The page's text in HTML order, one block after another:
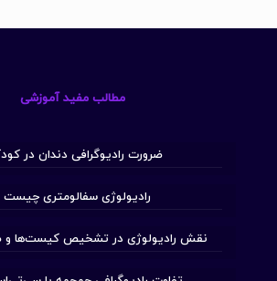
مطالب مفید آموزشی
ضرورت رادیوگرافی دندان در
رادیولوژی سفالومتری چیست
نقش رادیولوژی در تشخیص کیست‌ها و